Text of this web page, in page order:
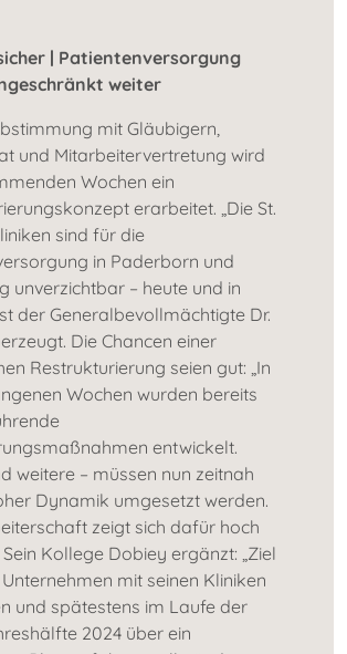
| Patientenversorgung
weiter
mit Gläubigern,
und Mitarbeitervertretung wird
Wochen ein
erarbeitet. „Die St.
sind für die
in Paderborn und
unverzichtbar – heute und in
der Generalbevollmächtigte Dr.
Die Chancen einer
Restrukturierung seien gut: „In
Wochen wurden bereits
entwickelt.
weitere – müssen nun zeitnah
Dynamik umgesetzt werden.
zeigt sich dafür hoch
Kollege Dobiey ergänzt: „Ziel
mit seinen Kliniken
und spätestens im Laufe der
2024 über ein